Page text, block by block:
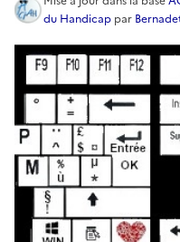
du Handicap par